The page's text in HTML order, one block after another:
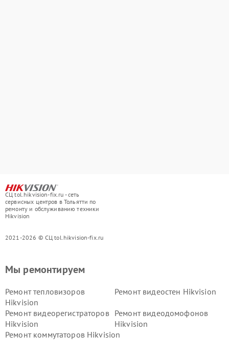
СЦ tol.hikvision-fix.ru - сеть
сервисных центров в Тольятти по
ремонту и обслуживанию техники
Hikvision
2021-2026 © СЦ tol.hikvision-fix.ru
Мы ремонтируем
Ремонт тепловизоров
Hikvision
Ремонт видеостен Hikvision
Ремонт видеорегистраторов
Hikvision
Ремонт видеодомофонов
Hikvision
Ремонт коммутаторов Hikvision